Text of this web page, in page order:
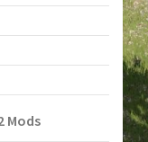
Mods